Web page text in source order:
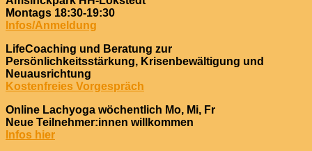
Montags 18:30-19:30
Infos/Anmeldung
LifeCoaching und Beratung zur
Persönlichkeitsstärkung, Krisenbewältigung und
Neuausrichtung
Kostenfreies Vorgespräch
Online Lachyoga wöchentlich Mo, Mi, Fr
Neue Teilnehmer:innen willkommen
Infos hier